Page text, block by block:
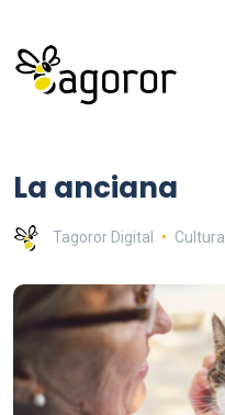
La anciana
Tagoror Digital Cultura